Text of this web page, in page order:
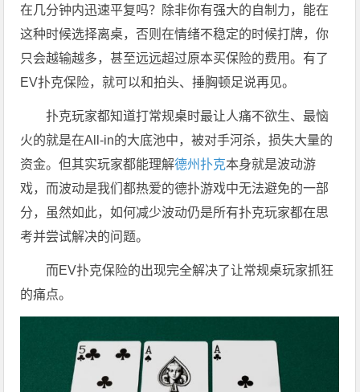
在几分钟内迅速平复吗？除非你有强大的自制力，能在
这种时候选择离桌，否则在情绪不稳定的时候打牌，你
只会越输越多，甚至远远超过原本买保险的费用。有了
EV扑克保险，就可以和拍头、捶胸顿足说再见。
扑克玩家都知道打常规桌时最让人痛不欲生、最恼
火的就是在All-in的大底池中，被对手河杀，损失大量的
资金。但其实玩家都能理解德州扑克本身就是波动游
戏，而波动是我们都热爱的德扑游戏中无法避免的一部
分，虽然如此，如何减少波动仍是所有扑克玩家都在思
考并尝试解决的问题。
而EV扑克保险的出现完全解决了让常规桌玩家抓狂
的痛点。